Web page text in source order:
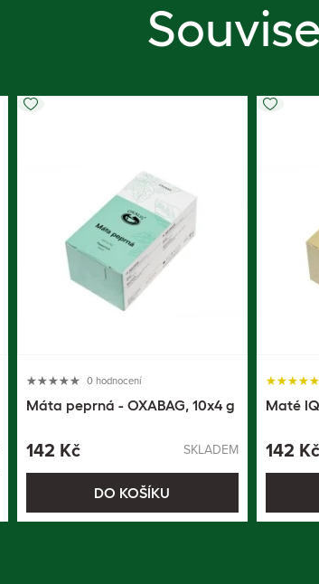
0 hodnocení
Máta peprná - OXABAG, 10x4 g
142 Kč SKLADEM
DO KOŠÍKU
Maté
142 Kč